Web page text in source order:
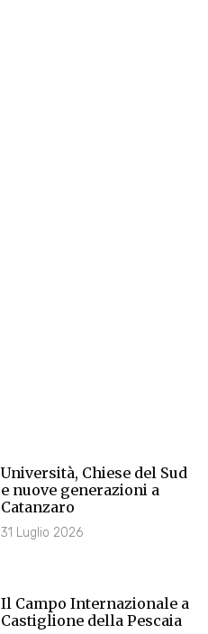
Università, Chiese del Sud
e nuove generazioni a
Catanzaro
31 Luglio 2026
Il Campo Internazionale a
Castiglione della Pescaia